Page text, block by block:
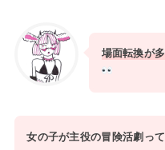
場面転換が
女の子が主役の冒険活劇っ